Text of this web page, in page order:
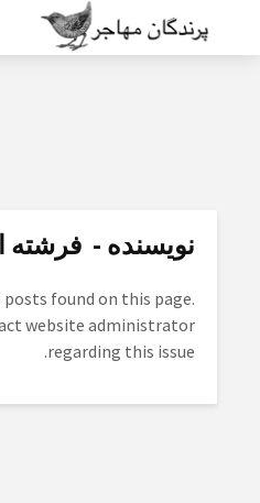
نویسنده - فرشته
found on this page.
website administrator
regarding this issue.